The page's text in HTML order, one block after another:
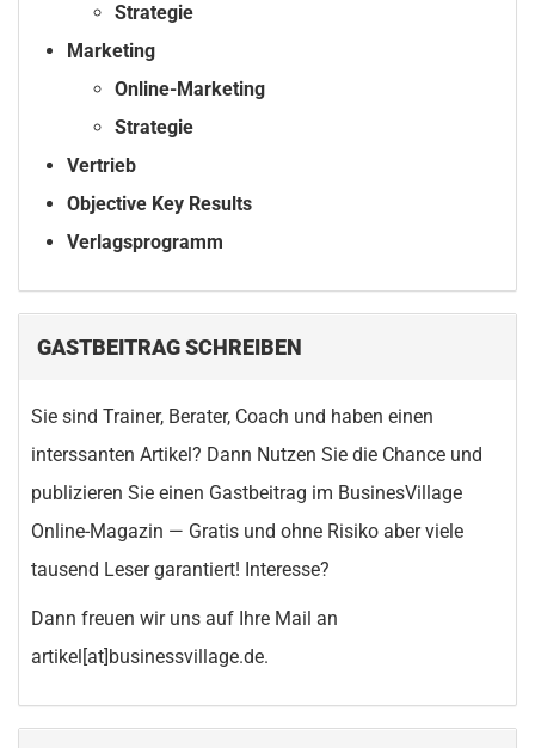
Strategie
Marketing
Online-Marketing
Strategie
Vertrieb
Objective Key Results
Verlagsprogramm
GASTBEITRAG SCHREIBEN
Sie sind Trainer, Berater, Coach und haben einen
interssanten Artikel? Dann Nutzen Sie die Chance und
publizieren Sie einen Gastbeitrag im BusinesVillage
Online-Magazin — Gratis und ohne Risiko aber viele
tausend Leser garantiert! Interesse?
Dann freuen wir uns auf Ihre Mail an
artikel[at]businessvillage.de.